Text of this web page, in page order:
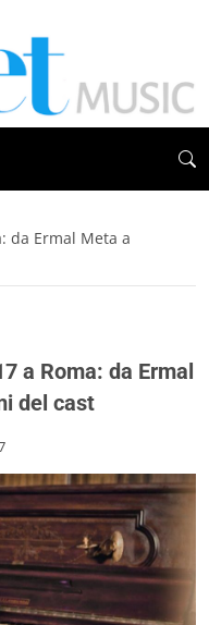
da Ermal Meta a
a Roma: da Ermal
del cast